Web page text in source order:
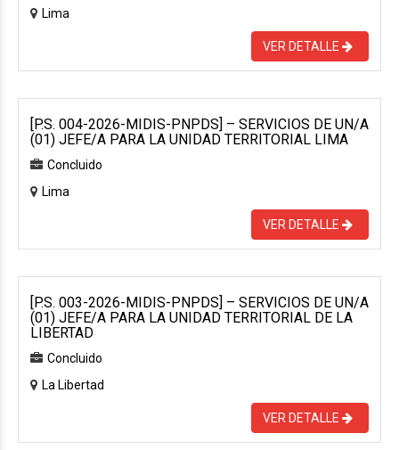
Lima
VER DETALLE
[P.S. 004-2026-MIDIS-PNPDS] – SERVICIOS DE UN/A
(01) JEFE/A PARA LA UNIDAD TERRITORIAL LIMA
Concluido
Lima
VER DETALLE
[P.S. 003-2026-MIDIS-PNPDS] – SERVICIOS DE UN/A
(01) JEFE/A PARA LA UNIDAD TERRITORIAL DE LA
LIBERTAD
Concluido
La Libertad
VER DETALLE